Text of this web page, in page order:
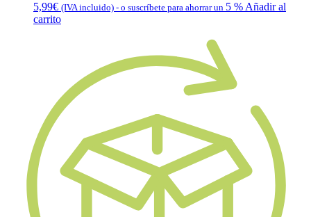
5,99€ (IVA incluido) - o suscríbete para ahorrar un 5 % Añadir al
carrito